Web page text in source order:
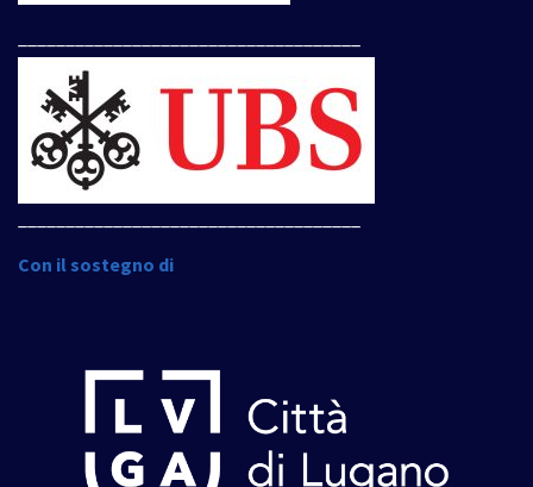
Con il sostegno di